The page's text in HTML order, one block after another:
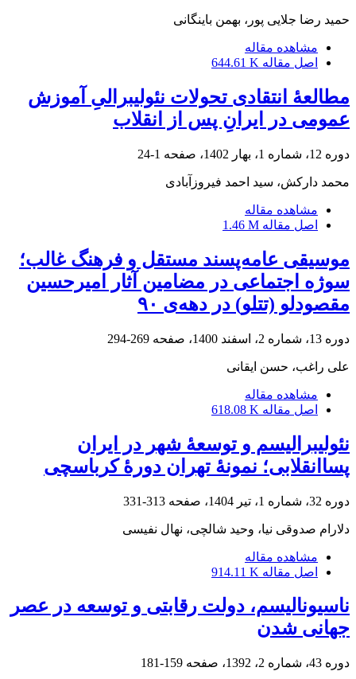
حمید رضا جلایی پور، بهمن باینگانی
مشاهده مقاله
اصل مقاله 644.61 K
مطالعۀ انتقادی تحولات نئولیبرالیِ آموزش
عمومی در ایرانِ پس از انقلاب
دوره 12، شماره 1، بهار 1402، صفحه 1-24
محمد دارکش، سید احمد فیروزآبادی
مشاهده مقاله
اصل مقاله 1.46 M
موسیقی عامه‌پسند مستقل و فرهنگ غالب؛
سوژه اجتماعی در مضامین آثار امیرحسین
مقصودلو (تتلو) در دهه‌ی ۹۰
دوره 13، شماره 2، اسفند 1400، صفحه 269-294
علی راغب، حسن ایقانی
مشاهده مقاله
اصل مقاله 618.08 K
نئولیبرالیسم و توسعۀ شهر در ایران
پساانقلابی؛ نمونۀ تهران دورۀ کرباسچی
دوره 32، شماره 1، تیر 1404، صفحه 313-331
دلارام صدوقی نیا، وحید شالچی، نهال نفیسی
مشاهده مقاله
اصل مقاله 914.11 K
ناسیونالیسم، دولت رقابتی و توسعه در عصر
جهانی شدن
دوره 43، شماره 2، 1392، صفحه 159-181